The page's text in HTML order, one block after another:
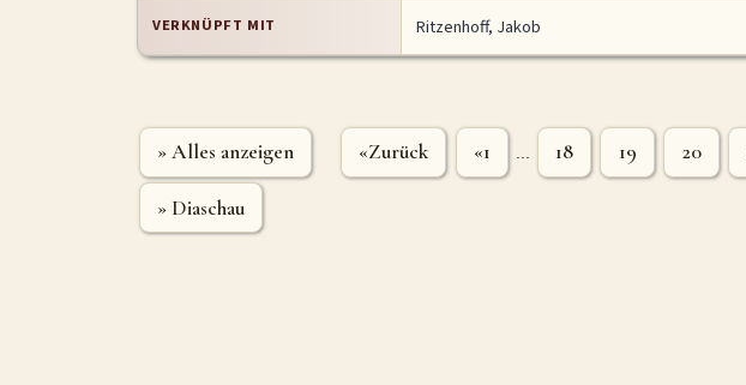
VERKNÜPFT MIT Ritzenhoff, Jakob
» Alles anzeigen «Zurück «1 18 19 20
» Diaschau